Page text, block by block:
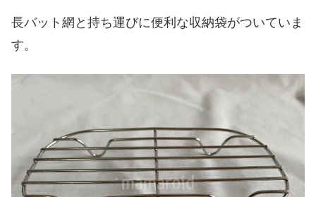
長バット網と持ち運びに便利な収納袋がついていま
す。